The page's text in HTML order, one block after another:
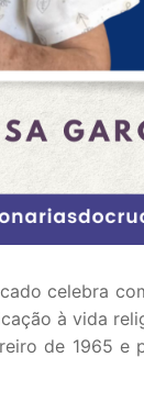
celebra
à vida
de 1965 e